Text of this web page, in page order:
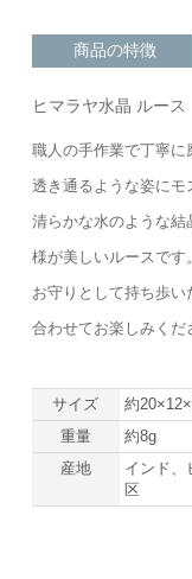
商品の特徴
ヒマラヤ水晶 ルース
職人の手作業で丁寧に
透き通るような姿にモ
清らかな水のような
様が美しいルースです。
お守りとして持ち歩
合わせてお楽しみくだ
サイズ
約
重量
約8g
産地
インド、
区